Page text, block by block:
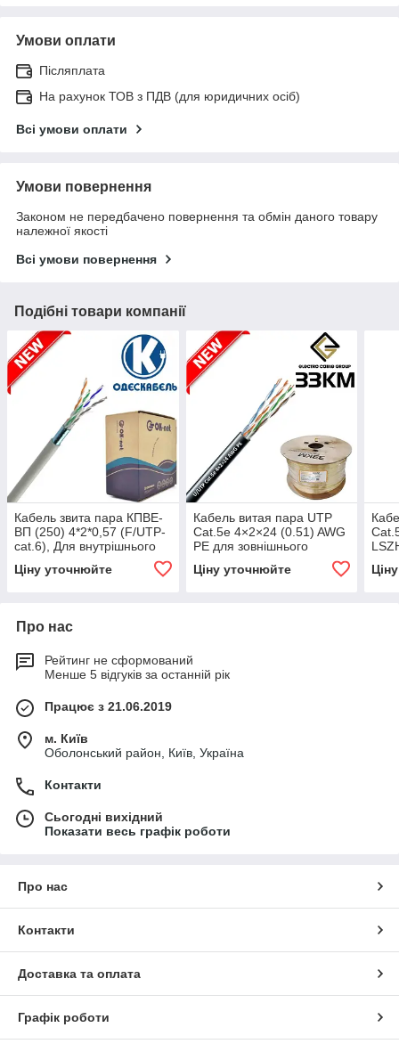
Умови оплати
Післяплата
На рахунок ТОВ з ПДВ (для юридичних осіб)
Всі умови оплати
Умови повернення
Законом не передбачено повернення та обмін даного товару
належної якості
Всі умови повернення
Подібні товари компанії
Кабель звита пара КПВЕ-
ВП (250) 4*2*0,57 (F/UTP-
cat.6), Для внутрішнього
прокладання, Lan-кабель,
ОДЕСКАБЕЛЬ
Ціну уточнюйте
Кабель витая пара UTP
Cat.5e 4×2×24 (0.51) AWG
PE для зовнішнього
прокладання (бухти 305
м), ЗЗЦМ
Ціну уточнюйте
Про нас
Рейтинг не сформований
Менше 5 відгуків за останній рік
Працює з 21.06.2019
м. Київ
Оболонський район, Київ, Україна
Контакти
Сьогодні вихідний
Показати весь графік роботи
Про нас
Контакти
Доставка та оплата
Графік роботи